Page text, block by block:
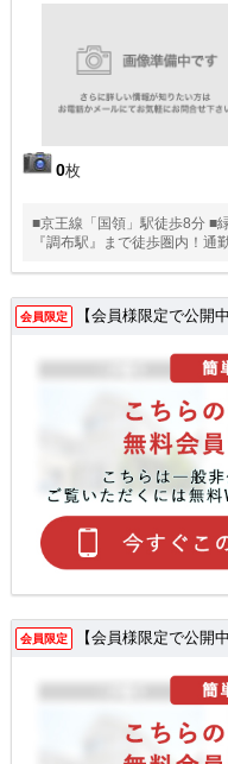
0枚
■京王線「国領」駅徒歩8分 ■
『調布駅』まで徒歩圏内！
会員限定 【会員様限定で公開中
会員限定 【会員様限定で公開中